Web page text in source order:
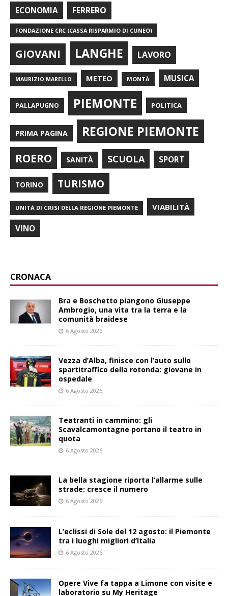
ECONOMIA FERRERO
FONDAZIONE CRC (CASSA RISPARMIO DI CUNEO)
GIOVANI LANGHE LAVORO
MAURIZIO MARELLO METEO MONTÀ MUSICA
PALLAPUGNO PIEMONTE POLITICA
PRIMA PAGINA REGIONE PIEMONTE
ROERO SANITÀ SCUOLA SPORT
TORINO TURISMO
UNITÀ DI CRISI DELLA REGIONE PIEMONTE VIABILITÀ
VINO
CRONACA
Bra e Boschetto piangono Giuseppe
Ambrogio, una vita tra la terra e la
comunità braidese
6 Agosto 2026
Vezza d’Alba, finisce con l’auto sullo
spartitraffico della rotonda: giovane in
ospedale
6 Agosto 2026
Teatranti in cammino: gli
Scavalcamontagne portano il teatro in
quota
6 Agosto 2026
La bella stagione riporta l’allarme sulle
strade: cresce il numero
6 Agosto 2026
L’eclissi di Sole del 12 agosto: il Piemonte
tra i luoghi migliori d’Italia
6 Agosto 2026
Opere Vive fa tappa a Limone con visite e
laboratorio su My Heritage